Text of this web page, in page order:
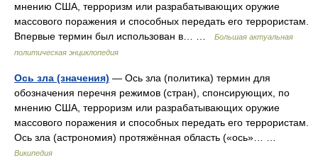
мнению США, терроризм или разрабатывающих оружие
массового поражения и способных передать его террористам.
Впервые термин был использован в… …
Большая актуальная
политическая энциклопедия
Ось зла (значения) — Ось зла (политика) термин для
обозначения перечня режимов (стран), спонсирующих, по
мнению США, терроризм или разрабатывающих оружие
массового поражения и способных передать его террористам.
Ось зла (астрономия) протяжённая область («ось»… …
Википедия